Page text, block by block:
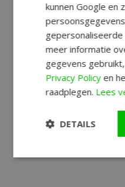
kunnen Google en
meer informatie
gegevens
Privacy Policyen
raadplegen. Lees
DETAILS